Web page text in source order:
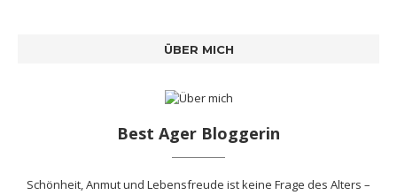
ÜBER MICH
Best Ager Bloggerin
Schönheit, Anmut und Lebensfreude ist keine Frage des Alters –